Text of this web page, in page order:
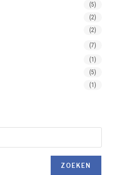
(5)
(2)
(2)
(7)
(1)
(5)
(1)
ZOEKEN